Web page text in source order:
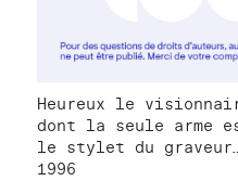
Heureux le
dont la seule arme
le stylet du
1996